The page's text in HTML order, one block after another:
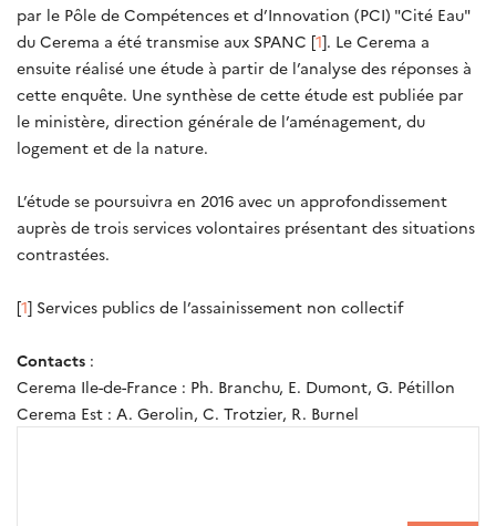
par le Pôle de Compétences et d’Innovation (PCI) "Cité Eau"
du Cerema a été transmise aux SPANC [1]. Le Cerema a
ensuite réalisé une étude à partir de l’analyse des réponses à
cette enquête. Une synthèse de cette étude est publiée par
le ministère, direction générale de l’aménagement, du
logement et de la nature.
L’étude se poursuivra en 2016 avec un approfondissement
auprès de trois services volontaires présentant des situations
contrastées.
[1] Services publics de l’assainissement non collectif
Contacts :
Cerema Ile-de-France : Ph. Branchu, E. Dumont, G. Pétillon
Cerema Est : A. Gerolin, C. Trotzier, R. Burnel